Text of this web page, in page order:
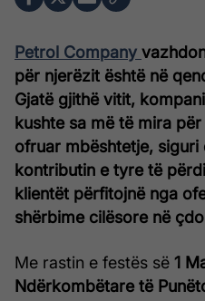
Petrol Company
për njerëzit është në
Gjatë gjithë vitit,
kushte sa më të mira
ofruar mbështetje, siguri
kontributin e tyre të
klientët përfitojnë nga
shërbime cilësore në
Me rastin e festës së 1
Ndërkombëtare të